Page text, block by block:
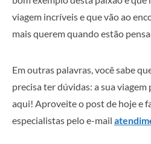
viagem incríveis e que vão ao
mais querem quando estão
Em outras palavras, você sabe
precisa ter dúvidas: a sua viagem
aqui! Aproveite o post de hoje e
especialistas pelo e-mail